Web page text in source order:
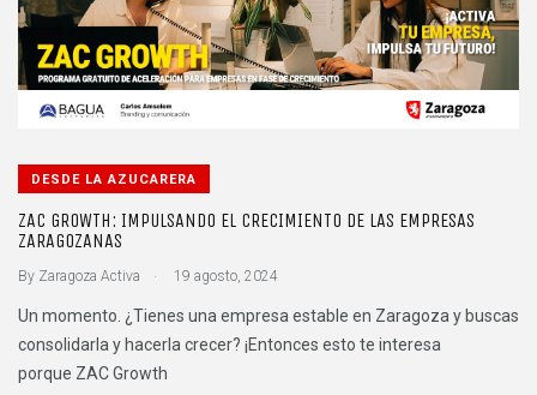
DESDE LA AZUCARERA
ZAC GROWTH: IMPULSANDO EL CRECIMIENTO DE LAS EMPRESAS
ZARAGOZANAS
By Zaragoza Activa 19 agosto, 2024
Un momento. ¿Tienes una empresa estable en Zaragoza y buscas
consolidarla y hacerla crecer? ¡Entonces esto te interesa
porque ZAC Growth